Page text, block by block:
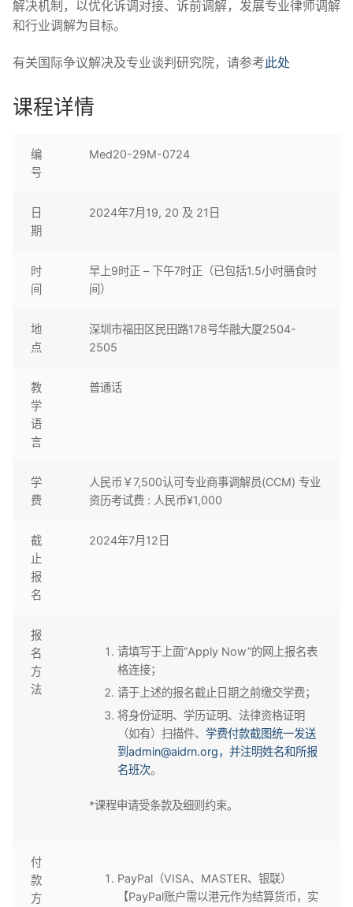
解决机制，以优化诉调对接、诉前调解，发展专业律师调解
和行业调解为目标。
有关国际争议解决及专业谈判研究院，请参考此处
课程详情
编
号
Med20-29M-0724
日
期
2024年7月19, 20 及 21日
时
间
早上9时正 – 下午7时正（已包括1.5小时膳食时
间）
地
点
深圳市福田区民田路178号华融大厦2504-
2505
教
学
语
言
普通话
学
费
人民币￥7,500认可专业商事调解员(CCM) 专业
资历考试费 : 人民币¥1,000
截
止
报
名
2024年7月12日
报
名
方
法
请填写于上面“Apply Now”的网上报名表
格连接；
请于上述的报名截止日期之前缴交学费；
将身份证明、学历证明、法律资格证明
（如有）扫描件、学费付款截图统一发送
到admin@aidrn.org，并注明姓名和所报
名班次。
*课程申请受条款及细则约束。
付
款
方
PayPal（VISA、MASTER、银联）
【PayPal账户需以港元作为结算货币，实